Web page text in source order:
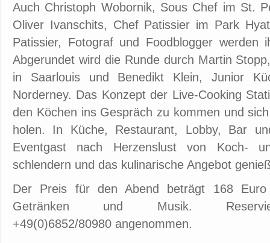
Auch Christoph Wobornik, Sous Chef im St.
Oliver Ivanschits, Chef Patissier im Park
Patissier, Fotograf und Foodblogger werden
Abgerundet wird die Runde durch Martin
in Saarlouis und Benedikt Klein, Junior
Norderney. Das Konzept der Live-Cooking
den Köchen ins Gespräch zu kommen und
holen. In Küche, Restaurant, Lobby, Bar
Eventgast nach Herzenslust von Koch-
schlendern und das kulinarische Angebot
Der Preis für den Abend beträgt 168 Euro
Getränken und Musik.
+49(0)6852/80980 angenommen.